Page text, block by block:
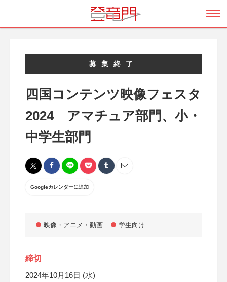
募集終了
四国コンテンツ映像フェスタ
2024 アマチュア部門、小・
中学生部門
Googleカレンダーに追加
映像・アニメ・動画 学生向け
締切
2024年10月16日 (水)